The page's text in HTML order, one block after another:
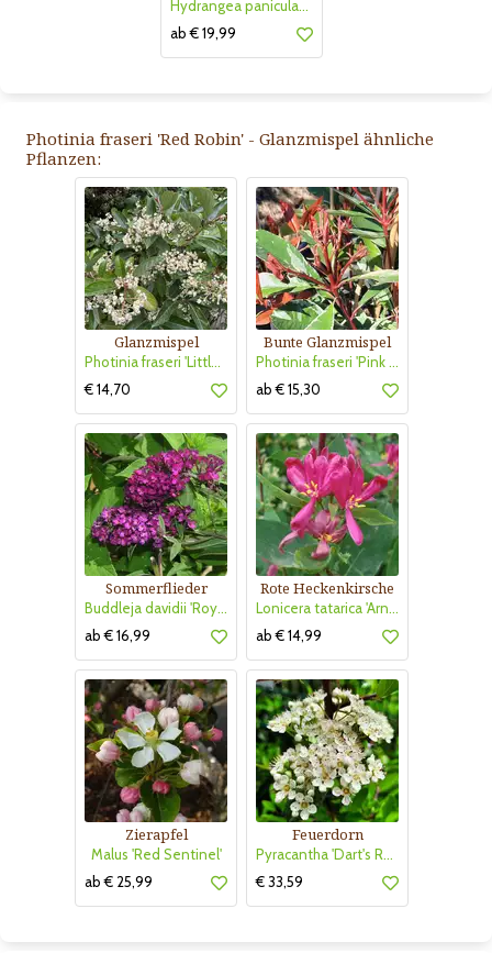
Hydrangea paniculata 'Vanille Fraise'
ab € 19,99
Photinia fraseri 'Red Robin' - Glanzmispel ähnliche
Pflanzen:
Glanzmispel
Photinia fraseri 'Little Red Robin'
€ 14,70
Bunte Glanzmispel
Photinia fraseri 'Pink Marble'
ab € 15,30
Sommerflieder
Buddleja davidii 'Royal Red'
ab € 16,99
Rote Heckenkirsche
Lonicera tatarica 'Arnold Red'
ab € 14,99
Zierapfel
Malus 'Red Sentinel'
ab € 25,99
Feuerdorn
Pyracantha 'Dart's Red'
€ 33,59